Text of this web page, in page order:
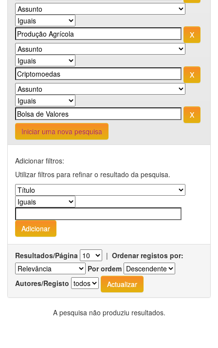
Iniciar uma nova pesquisa
Adicionar filtros:
Utilizar filtros para refinar o resultado da pesquisa.
Resultados/Página | Ordenar registos por:
Por ordem
Autores/Registo
A pesquisa não produziu resultados.